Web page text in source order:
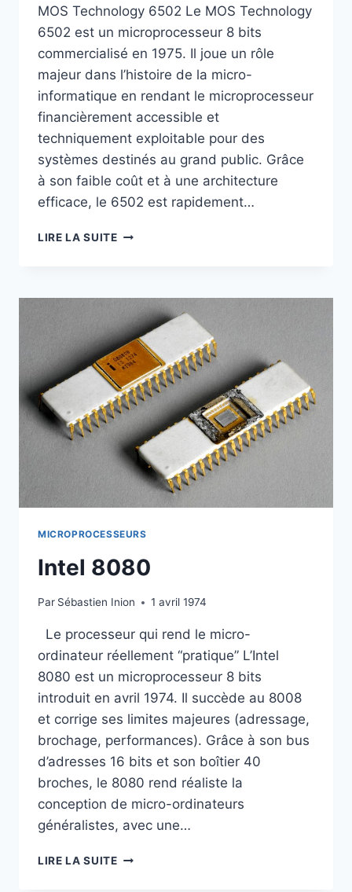
MOS Technology 6502 Le MOS Technology
6502 est un microprocesseur 8 bits
commercialisé en 1975. Il joue un rôle
majeur dans l’histoire de la micro-
informatique en rendant le microprocesseur
financièrement accessible et
techniquement exploitable pour des
systèmes destinés au grand public. Grâce
à son faible coût et à une architecture
efficace, le 6502 est rapidement…
LIRE LA SUITEMOS
MICROPROCESSEURS
Intel 8080
Par Sébastien Inion 1 avril 1974
Le processeur qui rend le micro-
ordinateur réellement “pratique” L’Intel
8080 est un microprocesseur 8 bits
introduit en avril 1974. Il succède au 8008
et corrige ses limites majeures (adressage,
brochage, performances). Grâce à son bus
d’adresses 16 bits et son boîtier 40
broches, le 8080 rend réaliste la
conception de micro-ordinateurs
généralistes, avec une…
LIRE LA SUITEINTEL